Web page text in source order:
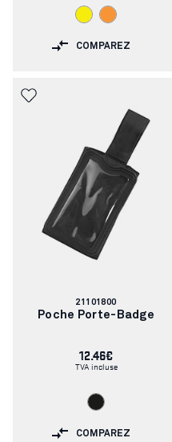
COMPAREZ
Numéro
d'article:
21101800
Poche Porte-Badge
12.46€
TVA incluse
COMPAREZ